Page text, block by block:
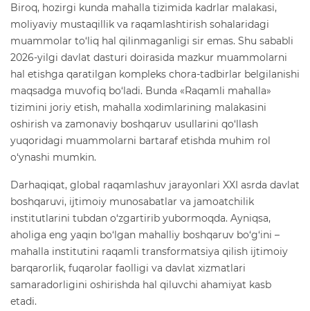
Biroq, hozirgi kunda mahalla tizimida kadrlar malakasi,
moliyaviy mustaqillik va raqamlashtirish sohalaridagi
muammolar to‘liq hal qilinmaganligi sir emas. Shu sababli
2026-yilgi davlat dasturi doirasida mazkur muammolarni
hal etishga qaratilgan kompleks chora-tadbirlar belgilanishi
maqsadga muvofiq bo‘ladi. Bunda «Raqamli mahalla»
tizimini joriy etish, mahalla xodimlarining malakasini
oshirish va zamonaviy boshqaruv usullarini qo‘llash
yuqoridagi muammolarni bartaraf etishda muhim rol
o‘ynashi mumkin.
Darhaqiqat, global raqamlashuv jarayonlari XXI asrda davlat
boshqaruvi, ijtimoiy munosabatlar va jamoatchilik
institutlarini tubdan o‘zgartirib yubormoqda. Ayniqsa,
aholiga eng yaqin bo‘lgan mahalliy boshqaruv bo‘g‘ini –
mahalla institutini raqamli transformatsiya qilish ijtimoiy
barqarorlik, fuqarolar faolligi va davlat xizmatlari
samaradorligini oshirishda hal qiluvchi ahamiyat kasb
etadi.